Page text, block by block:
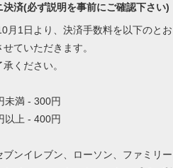
決済(必ず説明を事前にご確認下さい)
月1日より、決済手数料を以下のとお
せていただきます。
ください。
未満 - 300円
以上 - 400円
ブンイレブン、ローソン、ファミリー